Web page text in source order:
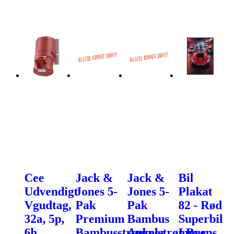
Cee
Udvendigt
Vgudtag,
32a, 5p,
Jack &
Jones 5-
Pak
Premium
Jack &
Jones 5-
Pak
Bambus
Bil
Plakat
82 - Rød
Superbil